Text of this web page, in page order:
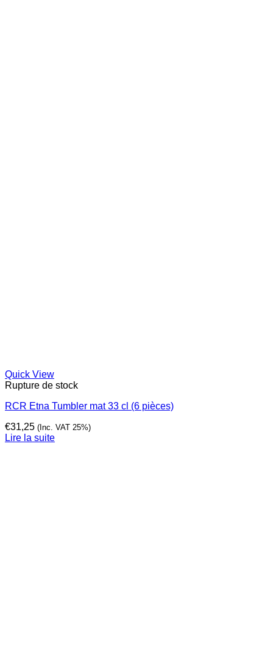
Quick View
Rupture de stock
RCR Etna Tumbler mat 33 cl (6 pièces)
€31,25 (Inc. VAT 25%)
Lire la suite